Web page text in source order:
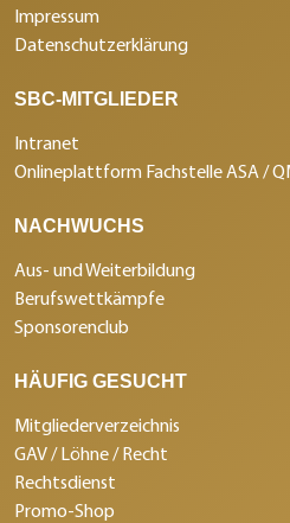
Impressum
Datenschutzerklärung
SBC-MITGLIEDER
Intranet
Onlineplattform Fachstelle ASA /
NACHWUCHS
Aus- und Weiterbildung
Berufswettkämpfe
Sponsorenclub
HÄUFIG GESUCHT
Mitgliederverzeichnis
GAV / Löhne / Recht
Rechtsdienst
Promo-Shop